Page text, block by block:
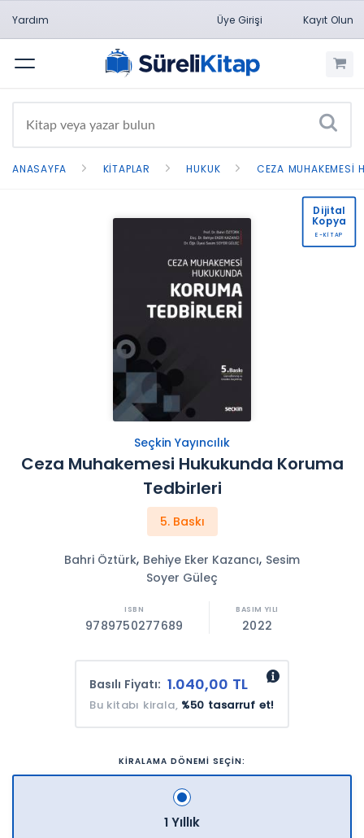
Yardım Üye Girişi Kayıt Olun
Menü
ANASAYFA KITAPLAR HUKUK CEZA MUHAKEMESI
Seçkin Yayıncılık
Ceza Muhakemesi Hukukunda Koruma
Tedbirleri
5. Baskı
Bahri Öztürk, Behiye Eker Kazancı, Sesim
Soyer Güleç
9789750277689 2022
Basılı Fiyatı: 1.040,00 TL
Bu kitabı kirala, %50 tasarruf et!
KİRALAMA DÖNEMİ SEÇİN:
1 Yıllık
Dijital
Kopya
E-KİTAP